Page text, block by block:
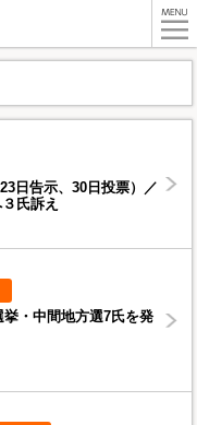
日告示、30日投票）／
氏訴え
・中間地方選7氏を発